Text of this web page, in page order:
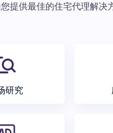
您提供最佳的住宅代理解
研究